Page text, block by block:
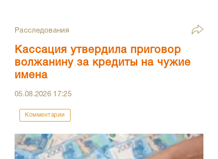
Расследования
Кассация утвердила приговор
волжанину за кредиты на чужие
имена
05.08.2026 17:25
Комментарии